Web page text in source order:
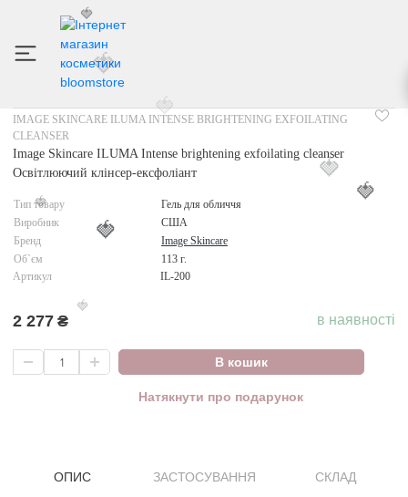
ІНТЕРНЕТ МАГАЗИН КОСМЕТИКИ
IMAGE SKINCARE ILUMA INTENSE BRIGHTENING EXFOILATING
CLEANSER
Image Skincare ILUMA Intense brightening exfoilating cleanser
Освітлюючий клінсер-ексфоліант
Тип товару
Гель для обличчя
Виробник
США
Бренд
Image Skincare
Об`єм
113 г.
Артикул
IL-200
2 277 ₴ в наявності
В кошик
Натякнути про подарунок
ОПИС ЗАСТОСУВАННЯ СКЛАД
🍓
🍓
🍓
🍓
🍓
🍓
🍓
🍓